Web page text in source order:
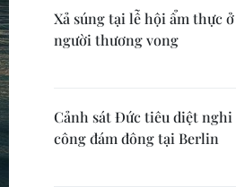
Xả súng tại lễ hội ẩm thực
người thương vong
Cảnh sát Đức tiêu diệt nghi
công đám đông tại Berlin